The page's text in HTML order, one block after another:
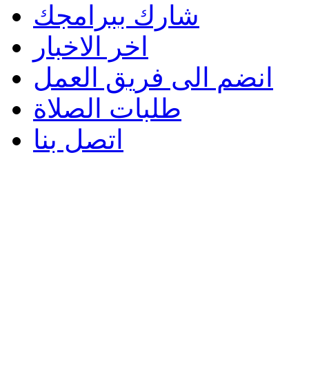
شارك ببرامجك
اخر الاخبار
انضم الى فريق العمل
طلبات الصلاة
اتصل بنا